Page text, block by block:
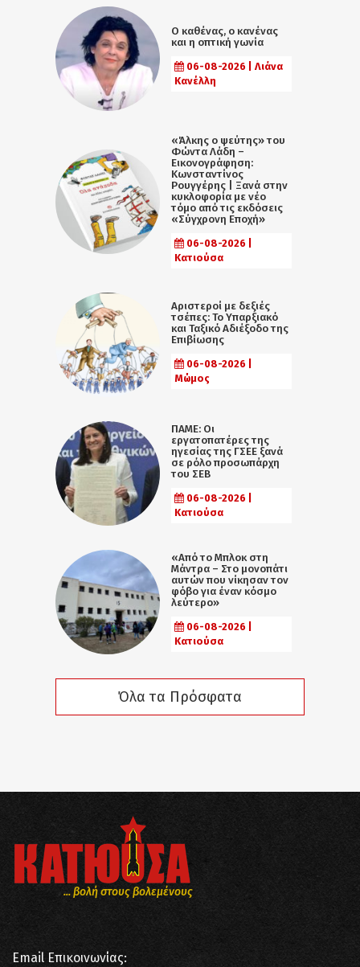
Ο καθένας, ο κανένας
και η οπτική γωνία
06-08-2026 | Λιάνα
Κανέλλη
«Άλκης ο ψεύτης» του
Φώντα Λάδη –
Εικονογράφηση:
Κωνσταντίνος
Ρουγγέρης | Ξανά στην
κυκλοφορία με νέο
τόμο από τις εκδόσεις
«Σύγχρονη Εποχή»
06-08-2026 |
Κατιούσα
Αριστεροί με δεξιές
τσέπες: Το Υπαρξιακό
και Ταξικό Αδιέξοδο της
Επιβίωσης
06-08-2026 |
Μώμος
ΠΑΜΕ: Οι
εργατοπατέρες της
ηγεσίας της ΓΣΕΕ ξανά
σε ρόλο προσωπάρχη
του ΣΕΒ
06-08-2026 |
Κατιούσα
«Από το Μπλοκ στη
Μάντρα – Στο μονοπάτι
αυτών που νίκησαν τον
φόβο για έναν κόσμο
λεύτερο»
06-08-2026 |
Κατιούσα
Όλα τα Πρόσφατα
... βολή στους βολεμένους
Email Επικοινωνίας: